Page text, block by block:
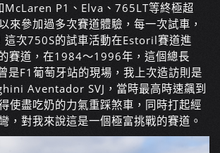
McLaren P1、Elva、765LT等終極超
來參加過多次賽道體驗，每一次試車，
這次750S的試車活動在Estoril賽道進
賽道，在1984～1996年，這個總長
是F1葡萄牙站的現場，我上次造訪則是
Aventador SVJ，當時最高時速飆到
使盡吃奶的力氣重踩煞車，同時打起經
，對我來說這是一個極富挑戰的賽道。